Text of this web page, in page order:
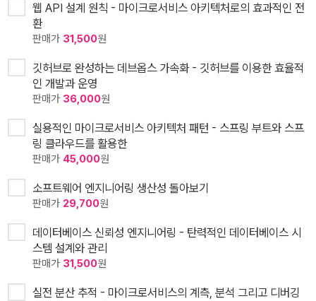
웹 API 설계 원칙 - 마이크로서비스 아키텍처로의 효과적인 전
환
판매가 31,500원
깃허브로 완성하는 데브옵스 가속화 - 깃허브를 이용한 효율적
인 개발과 운영
판매가 36,000원
실용적인 마이크로서비스 아키텍처 패턴 - 스프링 부트와 스프
링 클라우드를 활용한
판매가 45,000원
소프트웨어 엔지니어링 생산성 돌아보기
판매가 29,700원
데이터베이스 신뢰성 엔지니어링 - 탄력적인 데이터베이스 시
스템 설계와 관리
판매가 31,500원
실전 분산 추적 - 마이크로서비스의 계측, 분석 그리고 디버깅